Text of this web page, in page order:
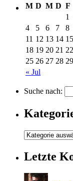
M D M D F
« Jul
1
4
5 6 7 8
11 12 13 14 15
18 19 20 21 22
25 26 27 28 29
Suche nach:
Letzte